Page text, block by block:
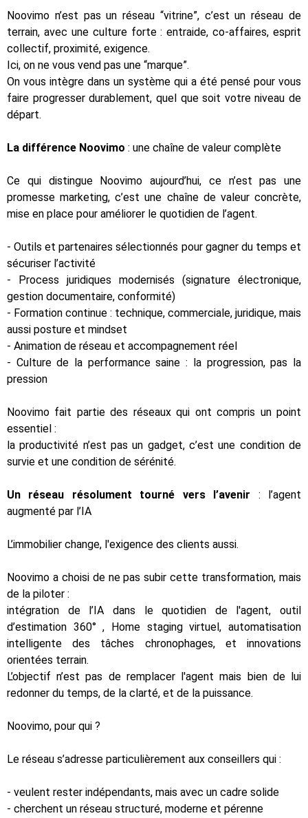
Noovimo n’est pas un réseau “vitrine”, c’est un réseau de
terrain, avec une culture forte : entraide, co-affaires, esprit
collectif, proximité, exigence.
Ici, on ne vous vend pas une “marque”.
On vous intègre dans un système qui a été pensé pour vous
faire progresser durablement, quel que soit votre niveau de
départ.
La différence Noovimo : une chaîne de valeur complète
Ce qui distingue Noovimo aujourd’hui, ce n’est pas une
promesse marketing, c’est une chaîne de valeur concrète,
mise en place pour améliorer le quotidien de l’agent.
- Outils et partenaires sélectionnés pour gagner du temps et
sécuriser l’activité
- Process juridiques modernisés (signature électronique,
gestion documentaire, conformité)
- Formation continue : technique, commerciale, juridique, mais
aussi posture et mindset
- Animation de réseau et accompagnement réel
- Culture de la performance saine : la progression, pas la
pression
Noovimo fait partie des réseaux qui ont compris un point
essentiel :
la productivité n’est pas un gadget, c’est une condition de
survie et une condition de sérénité.
Un réseau résolument tourné vers l’avenir : l’agent
augmenté par l’IA
L’immobilier change, l'exigence des clients aussi.
Noovimo a choisi de ne pas subir cette transformation, mais
de la piloter :
intégration de l’IA dans le quotidien de l'agent, outil
d’estimation 360° , Home staging virtuel, automatisation
intelligente des tâches chronophages, et innovations
orientées terrain.
L’objectif n’est pas de remplacer l'agent mais bien de lui
redonner du temps, de la clarté, et de la puissance.
Noovimo, pour qui ?
Le réseau s’adresse particulièrement aux conseillers qui :
- veulent rester indépendants, mais avec un cadre solide
- cherchent un réseau structuré, moderne et pérenne